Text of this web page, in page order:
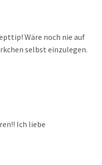
Wäre noch nie auf
selbst einzulegen.
Ich liebe